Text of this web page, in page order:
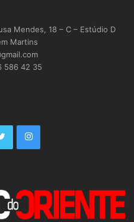
Mendes, 18 – C – Estúdio D
Martins
586 42 35